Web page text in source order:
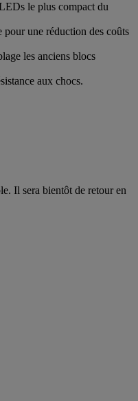
le plus compact du
pour une réduction des coûts
les anciens blocs
aux chocs.
Il sera bientôt de retour en